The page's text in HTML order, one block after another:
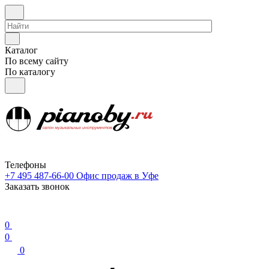
Каталог
По всему сайту
По каталогу
Телефоны
+7 495 487-66-00 Офис продаж в Уфе
Заказать звонок
0
0
0